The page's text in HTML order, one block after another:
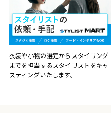
衣装や小物の選定からスタイリング
までを担当するスタイリストをキャ
スティングいたします。